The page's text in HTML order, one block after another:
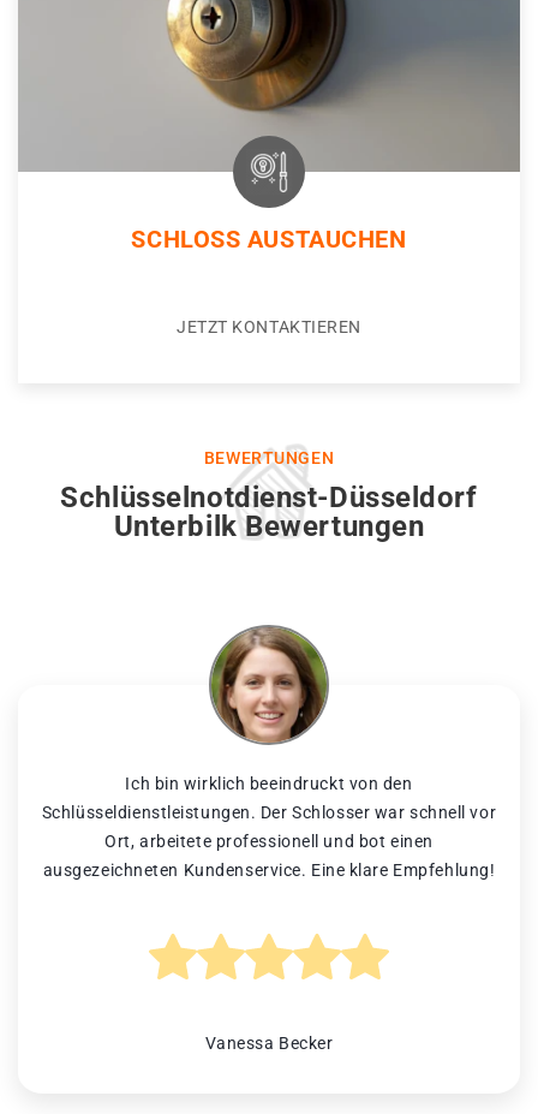
SCHLOSS AUSTAUCHEN
JETZT KONTAKTIEREN
BEWERTUNGEN
Schlüsselnotdienst-Düsseldorf
Unterbilk Bewertungen
Ich bin wirklich beeindruckt von den
Schlüsseldienstleistungen. Der Schlosser war schnell vor
Ort, arbeitete professionell und bot einen
ausgezeichneten Kundenservice. Eine klare Empfehlung!
Vanessa Becker